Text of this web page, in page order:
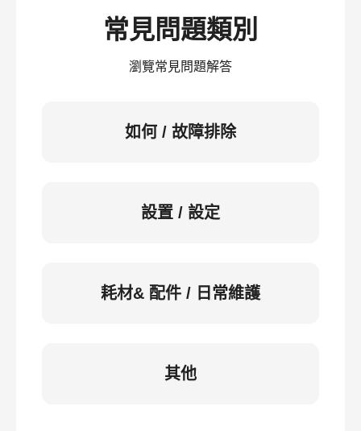
常見問題類別
瀏覽常見問題解答
如何 / 故障排除
設置 / 設定
耗材& 配件 / 日常維護
其他